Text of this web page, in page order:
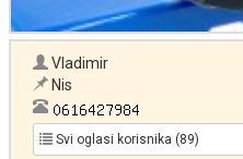
Vladimir
Nis
Svi oglasi korisnika (89)